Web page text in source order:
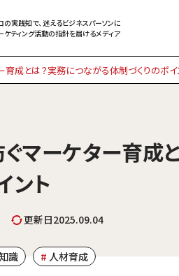
の実践知で、迷えるビジネスパーソンに
ケティング活動の指針を届けるメディア
育成とは？実務につながる体制づくりのポイ
マーケター育成
ント
更新日2025.09.04
識 人材育成